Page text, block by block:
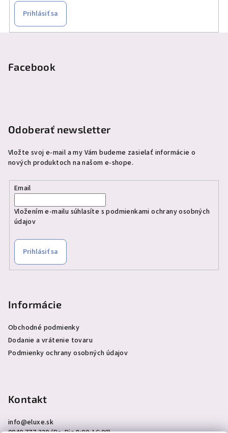
Prihlásiť sa
Facebook
Odoberať newsletter
Vložte svoj e-mail a my Vám budeme zasielať informácie o
nových produktoch na našom e-shope.
Email
Vložením e-mailu súhlasíte spodmienkami ochrany osobných
údajov
Prihlásiť sa
Informácie
Obchodné podmienky
Dodanie a vrátenie tovaru
Podmienky ochrany osobných údajov
Kontakt
info@eluxe.sk